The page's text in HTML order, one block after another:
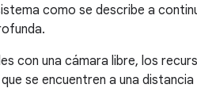
como se describe a
con una cámara libre, los
se encuentren a una